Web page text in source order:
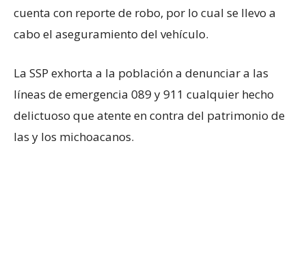
cuenta con reporte de robo, por lo cual se llevo a
cabo el aseguramiento del vehículo.
La SSP exhorta a la población a denunciar a las
líneas de emergencia 089 y 911 cualquier hecho
delictuoso que atente en contra del patrimonio de
las y los michoacanos.